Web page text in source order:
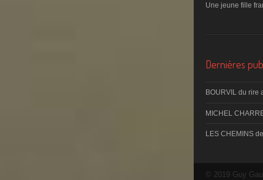
Une jeune fille
Dernières
BOURVIL du rire
MICHEL
LES CHEMINS
© 2019 Guy